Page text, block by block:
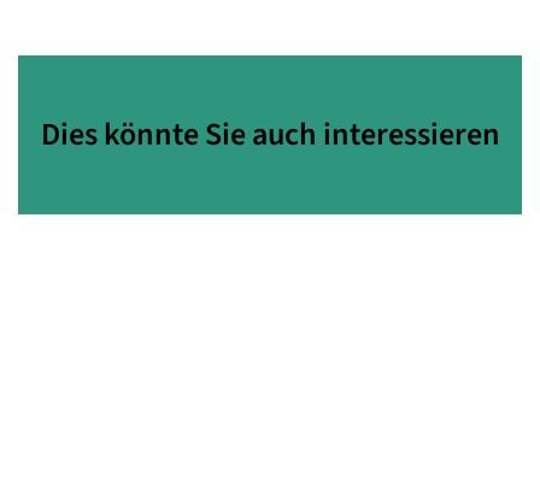
Dies könnte Sie auch interessieren